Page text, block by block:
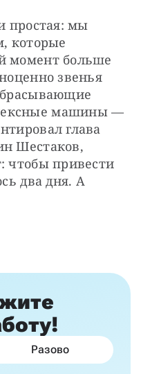
простая: мы
которые
момент больше
звенья
машины —
глава
Шестаков,
чтобы привести
два дня. А
Разово